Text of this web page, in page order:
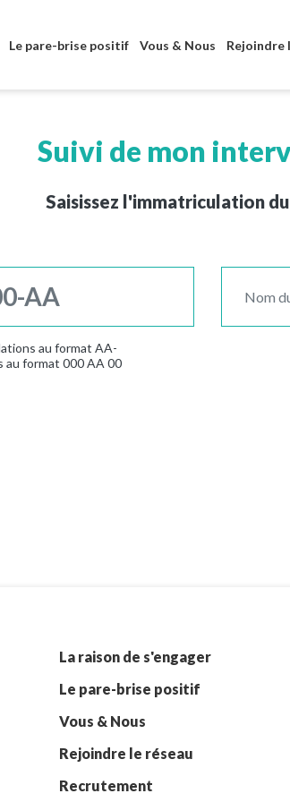
Le pare-brise positif Vous & Nous Rejoindre
Suivi de mon
Saisissez l'immatriculation
au format AA-
au format 000 AA 00
La raison de s'engager
Le pare-brise positif
Vous & Nous
Rejoindre le réseau
Recrutement